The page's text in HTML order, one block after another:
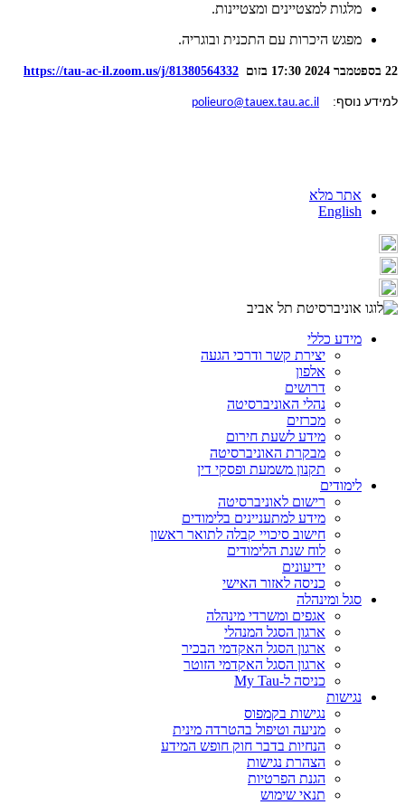
מלגות למצטיינים ומצטיינות.
מפגש היכרות עם התכנית ובוגריה.
22 בספטמבר 2024 17:30 בזום https://tau-ac-il.zoom.us/j/81380564332
למידע נוסף: polieuro@tauex.tau.ac.il
אתר מלא
English
מידע כללי
יצירת קשר ודרכי הגעה
אלפון
דרושים
נהלי האוניברסיטה
מכרזים
מידע לשעת חירום
מבקרת האוניברסיטה
תקנון משמעת ופסקי דין
לימודים
רישום לאוניברסיטה
מידע למתעניינים בלימודים
חישוב סיכויי קבלה לתואר ראשון
לוח שנת הלימודים
ידיעונים
כניסה לאזור האישי
סגל ומינהלה
אגפים ומשרדי מינהלה
ארגון הסגל המנהלי
ארגון הסגל האקדמי הבכיר
ארגון הסגל האקדמי הזוטר
כניסה ל-My Tau
נגישות
נגישות בקמפוס
מניעה וטיפול בהטרדה מינית
הנחיות בדבר חוק חופש המידע
הצהרת נגישות
הגנת הפרטיות
תנאי שימוש